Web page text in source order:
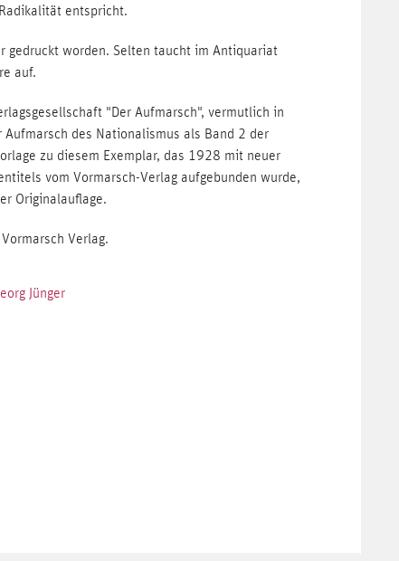
entspricht.
gedruckt worden. Selten taucht im Antiquariat
auf.
"Der Aufmarsch", vermutlich in
des Nationalismus als Band 2 der
zu diesem Exemplar, das 1928 mit neuer
vom Vormarsch-Verlag aufgebunden wurde,
Originalauflage.
Verlag.
Jünger